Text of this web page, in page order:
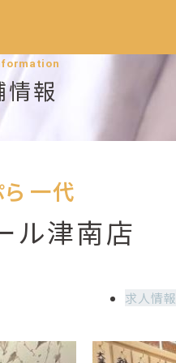
情報
一代
ル津南店
求人情報